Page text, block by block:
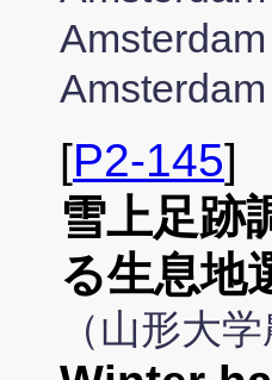
Amsterdam
[P2-145]
雪上足跡
る生息地
（山形大学